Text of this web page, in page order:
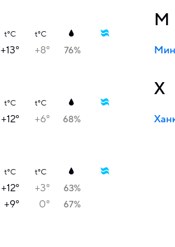
t°C t°C
+13° +8° 76%
М
t°C t°C
+12° +6° 68%
Х
t°C t°C
+12° +3° 63%
+9° 0° 67%